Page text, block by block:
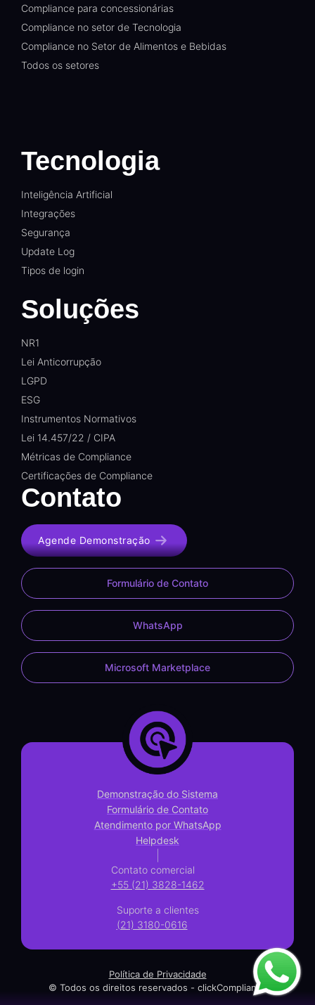
Compliance para concessionárias
Compliance no setor de Tecnologia
Compliance no Setor de Alimentos e Bebidas
Todos os setores
Tecnologia
Inteligência Artificial
Integrações
Segurança
Update Log
Tipos de login
Soluções
NR1
Lei Anticorrupção
LGPD
ESG
Instrumentos Normativos
Lei 14.457/22 / CIPA
Métricas de Compliance
Certificações de Compliance
Contato
Agende Demonstração
Formulário de Contato
WhatsApp
Microsoft Marketplace
Demonstração do Sistema
Formulário de Contato
Atendimento por WhatsApp
Helpdesk
Contato comercial
+55 (21) 3828-1462
Suporte a clientes
(21) 3180-0616
Política de Privacidade
© Todos os direitos reservados - clickCompliance